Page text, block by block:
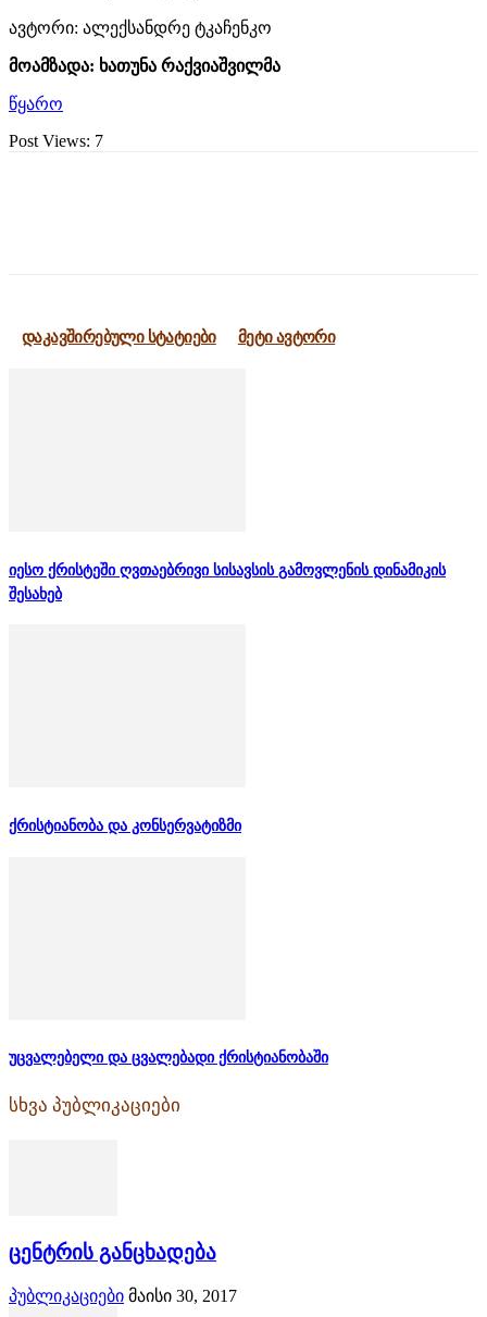
ავტორი: ალექსანდრე ტკაჩენკო
მოამზადა: ხათუნა რაქვიაშვილმა
წყარო
Post Views: 7
დაკავშირებული სტატიები მეტი ავტორი
იესო ქრისტეში ღვთაებრივი სისავსის გამოვლენის დინამიკის
შესახებ
ქრისტიანობა და კონსერვატიზმი
უცვალებელი და ცვალებადი ქრისტიანობაში
სხვა პუბლიკაციები
ცენტრის განცხადება
პუბლიკაციები მაისი 30, 2017